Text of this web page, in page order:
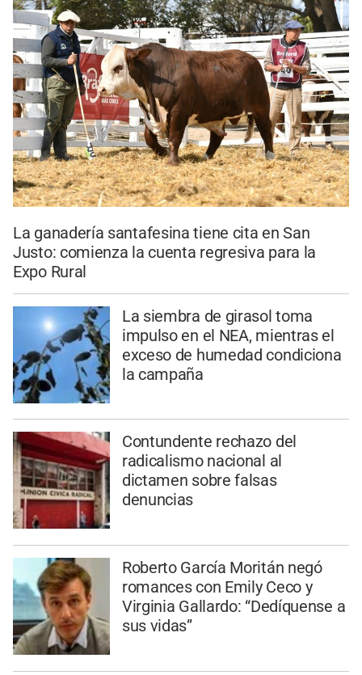
La ganadería santafesina tiene cita en San
Justo: comienza la cuenta regresiva para la
Expo Rural
La siembra de girasol toma
impulso en el NEA, mientras el
exceso de humedad condiciona
la campaña
Contundente rechazo del
radicalismo nacional al
dictamen sobre falsas
denuncias
Roberto García Moritán negó
romances con Emily Ceco y
Virginia Gallardo: “Dedíquense a
sus vidas”